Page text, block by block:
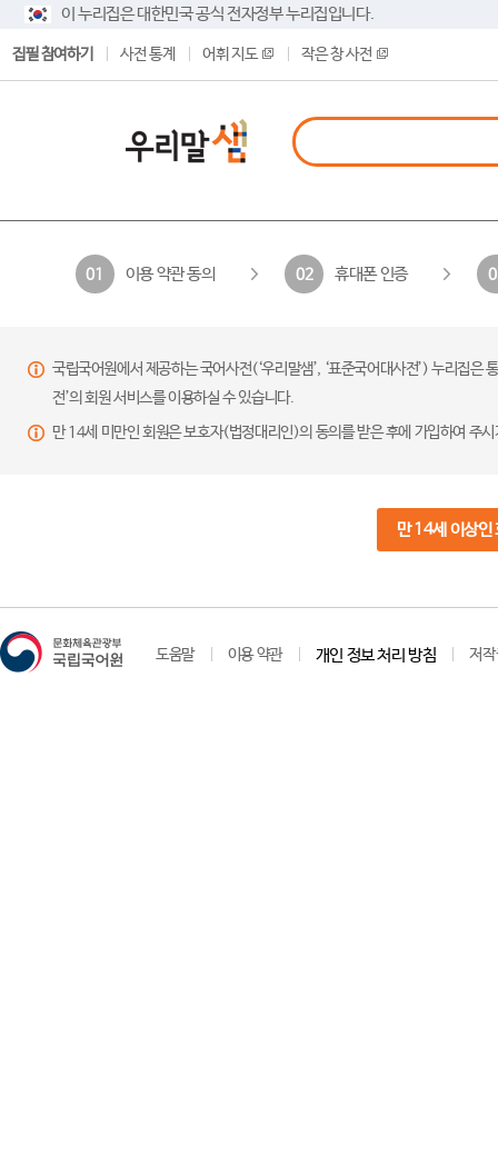
이 누리집은 대한민국 공식 전자정부 누리집입니다.
집필 참여하기 사전 통계 어휘 지도 작은 창 사전
01 이용 약관 동의 02 휴대폰 인증
국립국어원에서 제공하는 국어사전(‘우리말샘’, ‘표준국어대사전’) 누리집
전’의 회원 서비스를 이용하실 수 있습니다.
만 14세 미만인 회원은 보호자(법정대리인)의 동의를 받은 후에 가입하여 주
만 14세 이상인
도움말 이용 약관 개인 정보 처리 방침 저